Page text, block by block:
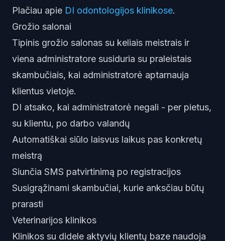
Plačiau apie DI odontologijos klinikose.
Grožio salonai
Tipinis grožio salonas su keliais meistrais ir
viena administratore susiduria su praleistais
skambučiais, kai administratorė aptarnauja
klientus vietoje.
DI atsako, kai administratorė negali - per pietus,
su klientu, po darbo valandų
Automatiškai siūlo laisvus laikus pas konkretų
meistrą
Siunčia SMS patvirtinimą po registracijos
Susigrąžinami skambučiai, kurie anksčiau būtų
prarasti
Veterinarijos klinikos
Klinikos su didele aktyvių klientų baze naudoja